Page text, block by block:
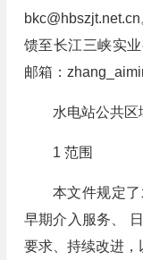
bkc@hbszjt.net.cn
馈至长江三峡实
邮箱：
水电站公共
1 范围
本文件规定
早期介入服务、
要求、持续改进，